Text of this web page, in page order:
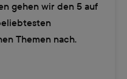
gehen wir den 5 auf
Themen nach.